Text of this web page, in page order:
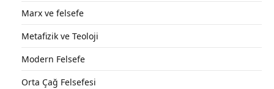
Marx ve felsefe
Metafizik ve Teoloji
Modern Felsefe
Orta Çağ Felsefesi